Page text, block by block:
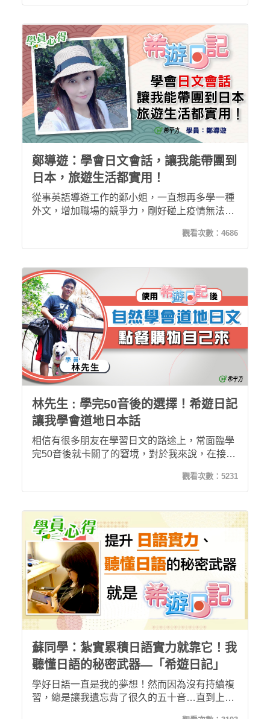
同，跳脫制式課程架構，學習起來相當實用、有
因此能引發我持續學習的動機，搭配五次學習
法，讓我在無形當中就能將所學的日文記在腦海
裡了呢！
鄭導遊：學會日文會話，讓我能帶團到
日本，旅遊生活都實用！
從事英語導遊工作的鄭小姐，一直想再多學一種
外文，增加職場的競爭力，剛好碰上疫情無法出
日記情境式的學習，彷彿讓她用手機旅行了一趟
日本一樣，在邊玩邊學習的過程中，也記住了諸
帶團，通通沒問題！
觀看次數： 4686
林先生 : 學完50音後的選擇！希遊日記
讓我學會道地日本話
相信有很多朋友在學習日文的路途上，常面臨學
完50音後就卡關了的窘境，對於我來說，在接觸
在已經能開始聽得懂並會說道地的日本會話，這
樣的進步是我以前不敢奢望的！疫情期間，也不
在等什麼呢 ? 趕快一起來上希遊日記吧！
觀看次數： 5231
蘇同學：紮實累積日語實力就靠它！我
聽懂日語的秘密武器—「希遊日記」
學好日語一直是我的夢想！然而因為沒有持續複
習，總是讓我遺忘背了很久的五十音…直到上